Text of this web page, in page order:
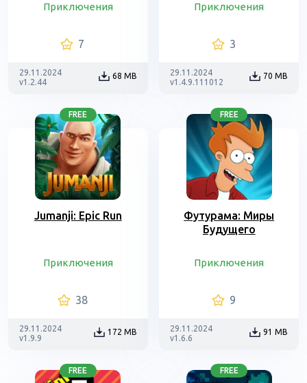
Приключения
7
29.11.2024
v1.2.44
68 MB
Приключения
3
29.11.2024
v1.4.9.111012
70 MB
FREE
Jumanji: Epic Run
Приключения
38
29.11.2024
v1.9.9
172 MB
FREE
Футурама: Миры
Будущего
Приключения
9
29.11.2024
v1.6.6
91 MB
FREE FREE